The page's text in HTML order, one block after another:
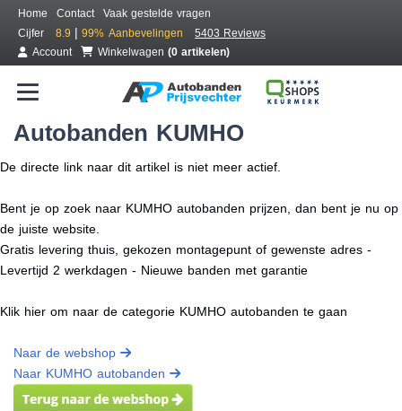
Home Contact
Vaak gestelde vragen
Cijfer
8.9 | 99% Aanbevelingen
5403 Reviews
Account
Winkelwagen (0 artikelen)
Autobanden KUMHO
De directe link naar dit artikel is niet meer actief.
Bent je op zoek naar KUMHO autobanden prijzen, dan bent je nu op
de juiste website.
Gratis levering thuis, gekozen montagepunt of gewenste adres -
Levertijd 2 werkdagen - Nieuwe banden met garantie
Klik hier om naar de categorie KUMHO autobanden te gaan
Naar de webshop
Naar KUMHO autobanden